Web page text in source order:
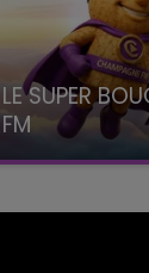
LE SUPER
FM
avec La